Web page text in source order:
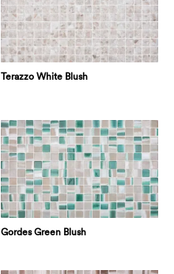
Terazzo White Blush
Gordes Green Blush